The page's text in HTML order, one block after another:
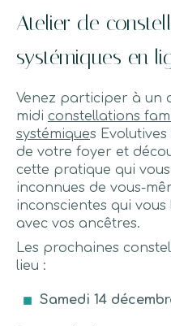
Atelier de
systémiques en
Venez participer à un
midi constellations
systémiques
de votre foyer et
cette pratique qui
inconnues de vous-
inconscientes qui vous
avec vos ancêtres.
Les prochaines
lieu :
Samedi 14